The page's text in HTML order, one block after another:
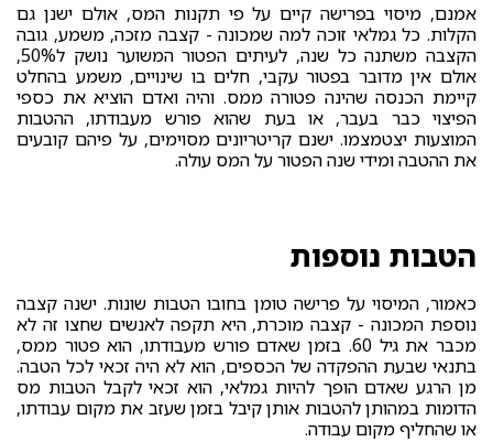
אמנם, מיסוי בפרישה קיים על פי תקנות המס, אולם ישנן גם
הקלות. כל גמלאי זוכה למה שמכונה - קצבה מזכה, משמע, גובה
הקצבה משתנה כל שנה, לעיתים הפטור המשוער נושק ל50%,
אולם אין מדובר בפטור עקבי, חלים בו שינויים, משמע בהחלט
קיימת הכנסה שהינה פטורה ממס. והיה ואדם הוציא את כספי
הפיצוי כבר בעבר, או בעת שהוא פורש מעבודתו, ההטבות
המוצעות יצטמצמו. ישנם קריטריונים מסוימים, על פיהם קובעים
את ההטבה ומידי שנה הפטור על המס עולה.
הטבות נוספות
כאמור, המיסוי על פרישה טומן בחובו הטבות שונות. ישנה קצבה
נוספת המכונה - קצבה מוכרת, היא תקפה לאנשים שחצו זה לא
מכבר את גיל 60. בזמן שאדם פורש מעבודתו, הוא פטור ממס,
בתנאי שבעת ההפקדה של הכספים, הוא לא היה זכאי לכל הטבה.
מן הרגע שאדם הופך להיות גמלאי, הוא זכאי לקבל הטבות מס
הדומות במהותן להטבות אותן קיבל בזמן שעזב את מקום עבודתו,
או שהחליף מקום עבודה.